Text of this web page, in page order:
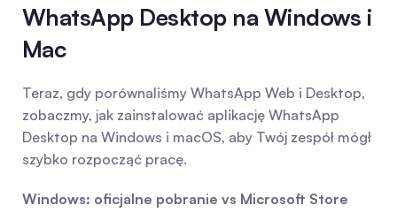
WhatsApp Desktop na Windows i
Mac
Teraz, gdy porównaliśmy WhatsApp Web i Desktop,
zobaczmy, jak zainstalować aplikację WhatsApp
Desktop na Windows i macOS, aby Twój zespół mógł
szybko rozpocząć pracę.
Windows: oficjalne pobranie vs Microsoft Store